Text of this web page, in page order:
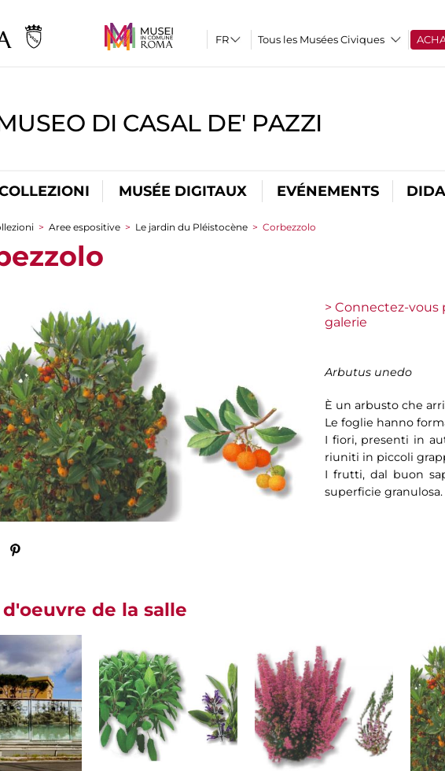
Tous les Musées Civiques
DI CASAL DE' PAZZI
MUSÉE DIGITAUX EVÉNEMENTS
here
> Aree espositive > Le jardin du Pléistocène > Corbezzolo
> Connectez-
galerie
Arbutus unedo
È un arbusto che
Le foglie hanno
I fiori, presenti in
riuniti in piccoli
I frutti, dal buon
superficie granulosa.
d'oeuvre de la salle